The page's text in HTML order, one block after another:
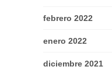
febrero 2022
enero 2022
diciembre 2021